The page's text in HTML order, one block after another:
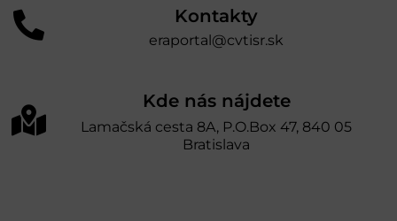
Kontakty
eraportal@cvtisr.sk
Kde nás nájdete
Lamačská cesta 8A, P.O.Box 47, 840 05
Bratislava